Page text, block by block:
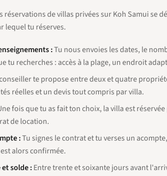
réservations de villas privées sur Koh Samui se
lequel tu réserves.
:Tu nous envoies les dates, le
tu recherches : accès à la plage, un endroit
te propose entre deux et quatre
réelles et un devis tout compris par villa.
fois que tu as fait ton choix, la villa est
de location.
:Tu signes le contrat et tu verses un
alors confirmée.
solde :Entre trente et soixante jours avant